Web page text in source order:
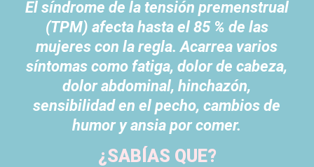
El síndrome de la tensión premenstrual
(TPM) afecta hasta el 85 % de las
mujeres con la regla. Acarrea varios
síntomas como fatiga, dolor de cabeza,
dolor abdominal, hinchazón,
sensibilidad en el pecho, cambios de
humor y ansia por comer.
¿SABÍAS QUE?